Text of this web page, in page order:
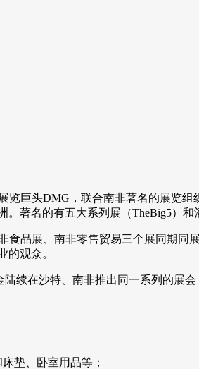
览巨头DMG，联合南非著名的展览
著名的有五大系列展（TheBig5）和
食品展、南非零售贸易三个展同期
的观众。
续在沙特、南非推出同一系列的展会
垫、卧室用品等；